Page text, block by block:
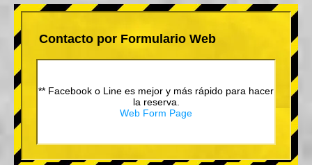
Contacto por Formulario Web
** Facebook o Line es mejor y más rápido para hacer
la reserva.
Web Form Page